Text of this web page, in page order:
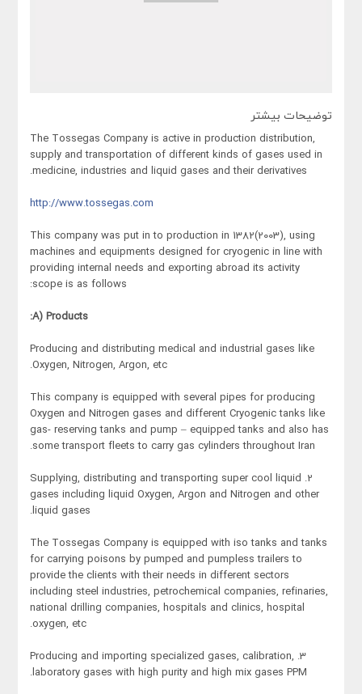
توضیحات بیشتر
The Tossegas Company is active in production distribution,
supply and transportation of different kinds of gases used in
medicine, industries and liquid gases and their derivatives.
http://www.tossegas.com
This company was put in to production in 1382(2003), using
machines and equipments designed for cryogenic in line with
providing internal needs and exporting abroad its activity
scope is as follows:
A) Products:
Producing and distributing medical and industrial gases like
Oxygen, Nitrogen, Argon, etc.
This company is equipped with several pipes for producing
Oxygen and Nitrogen gases and different Cryogenic tanks like
gas- reserving tanks and pump – equipped tanks and also has
some transport fleets to carry gas cylinders throughout Iran.
2. Supplying, distributing and transporting super cool liquid
gases including liquid Oxygen, Argon and Nitrogen and other
liquid gases.
The Tossegas Company is equipped with iso tanks and tanks
for carrying poisons by pumped and pumpless trailers to
provide the clients with their needs in different sectors
including steel industries, petrochemical companies, refinaries,
national drilling companies, hospitals and clinics, hospital
oxygen, etc.
3. Producing and importing specialized gases, calibration,
laboratory gases with high purity and high mix gases PPM.